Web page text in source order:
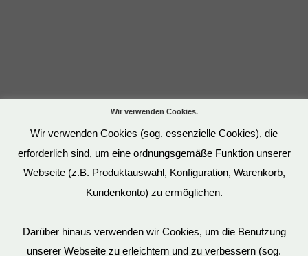
Wir verwenden Cookies.
Wir verwenden Cookies (sog. essenzielle Cookies), die
erforderlich sind, um eine ordnungsgemäße Funktion unserer
Webseite (z.B. Produktauswahl, Konfiguration, Warenkorb,
Kundenkonto) zu ermöglichen.
Darüber hinaus verwenden wir Cookies, um die Benutzung
unserer Webseite zu erleichtern und zu verbessern (sog.